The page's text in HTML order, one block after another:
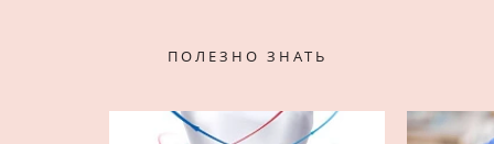
ПОЛЕЗНО ЗНАТЬ